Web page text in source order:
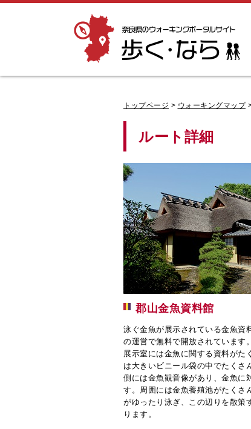
奈良県のウォーキングポータルサイト「歩
く・なら」
トップページ > ウォーキングマップ
ルート詳細
郡山金魚資料館
泳ぐ金魚が展示されている金魚資
の運営で無料で開放されています
展示室には金魚に関する資料がた
は大きいビニール袋の中でたくさ
側には金魚観音像があり、金魚に
す。周囲には金魚養殖池がたくさ
がゆったり泳ぎ、この辺りを散策
ります。